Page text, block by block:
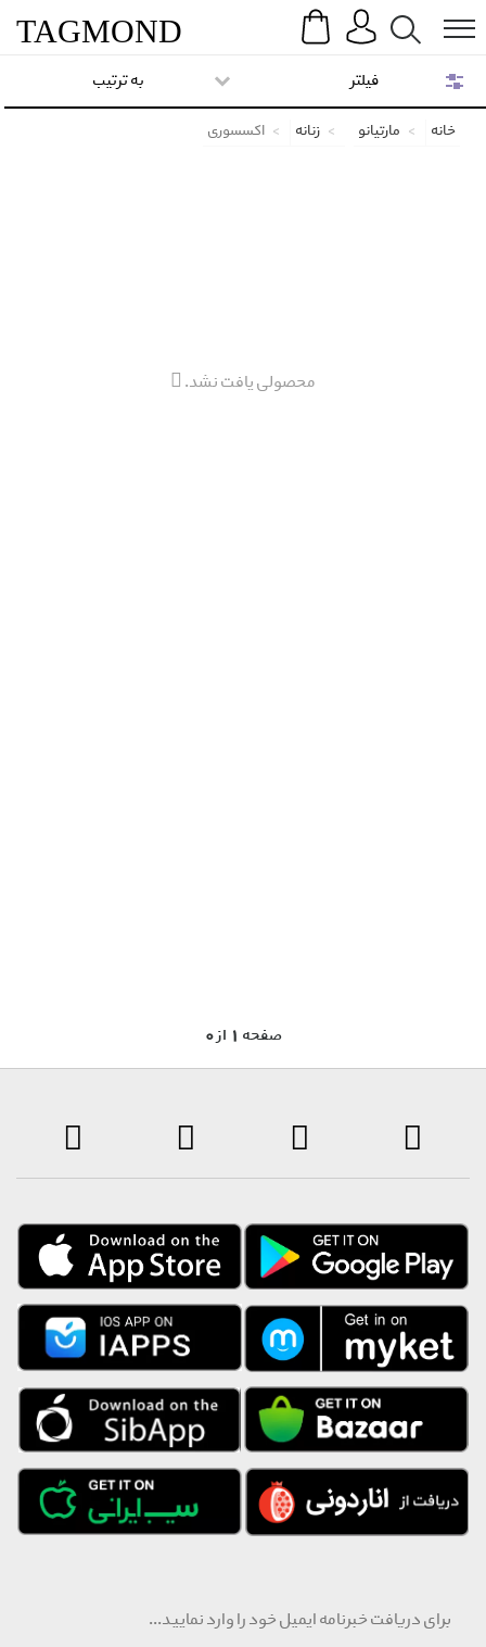
Search
TAGMOND
به ترتیب
خانه مارتیانو زنانه اکسسوری
محصولی یافت نشد.
0 صفحه 1 از
فیلتر